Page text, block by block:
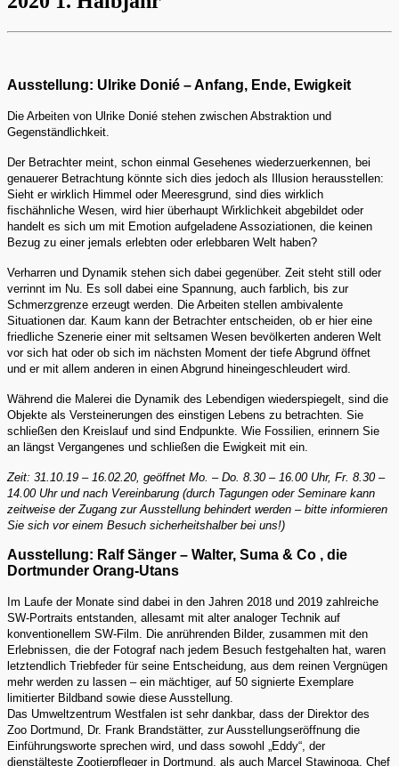
Ausstellung: Ulrike Donié – Anfang, Ende, Ewigkeit
Die Arbeiten von Ulrike Donié stehen zwischen Abstraktion und
Gegenständlichkeit.
Der Betrachter meint, schon einmal Gesehenes wiederzuerkennen, bei
genauerer Betrachtung könnte sich dies jedoch als Illusion herausstellen:
Sieht er wirklich Himmel oder Meeresgrund, sind dies wirklich
fischähnliche Wesen, wird hier überhaupt Wirklichkeit abgebildet oder
handelt es sich um mit Emotion aufgeladene Assoziationen, die keinen
Bezug zu einer jemals erlebten oder erlebbaren Welt haben?
Verharren und Dynamik stehen sich dabei gegenüber. Zeit steht still oder
verrinnt im Nu. Es soll dabei eine Spannung, auch farblich, bis zur
Schmerzgrenze erzeugt werden. Die Arbeiten stellen ambivalente
Situationen dar. Kaum kann der Betrachter entscheiden, ob er hier eine
friedliche Szenerie einer mit seltsamen Wesen bevölkerten anderen Welt
vor sich hat oder ob sich im nächsten Moment der tiefe Abgrund öffnet
und er mit allem anderen in einen Abgrund hineingeschleudert wird.
Während die Malerei die Dynamik des Lebendigen wiederspiegelt, sind die
Objekte als Versteinerungen des einstigen Lebens zu betrachten. Sie
schließen den Kreislauf und sind Endpunkte. Wie Fossilien, erinnern Sie
an längst Vergangenes und schließen die Ewigkeit mit ein.
Zeit: 31.10.19 – 16.02.20, geöffnet Mo. – Do. 8.30 – 16.00 Uhr, Fr. 8.30 –
14.00 Uhr und nach Vereinbarung (durch Tagungen oder Seminare kann
zeitweise der Zugang zur Ausstellung behindert werden – bitte informieren
Sie sich vor einem Besuch sicherheitshalber bei uns!)
Ausstellung: Ralf Sänger – Walter, Suma & Co , die
Dortmunder Orang-Utans
Im Laufe der Monate sind dabei in den Jahren 2018 und 2019 zahlreiche
SW-Portraits entstanden, allesamt mit alter analoger Technik auf
konventionellem SW-Film. Die anrührenden Bilder, zusammen mit den
Erlebnissen, die der Fotograf nach jedem Besuch festgehalten hat, waren
letztendlich Triebfeder für seine Entscheidung, aus dem reinen Vergnügen
mehr werden zu lassen – ein mächtiger, auf 50 signierte Exemplare
limitierter Bildband sowie diese Ausstellung.
Das Umweltzentrum Westfalen ist sehr dankbar, dass der Direktor des
Zoo Dortmund, Dr. Frank Brandstätter, zur Ausstellungseröffnung die
Einführungsworte sprechen wird, und dass sowohl „Eddy“, der
dienstälteste Zootierpfleger in Dortmund, als auch Marcel Stawinoga, Chef